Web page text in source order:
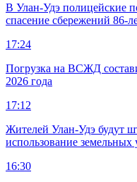
В Улан-Удэ полицейские
спасение сбережений 86-
17:24
Погрузка на ВСЖД
2026 года
17:12
Жителей Улан-Удэ будут
использование земельных
16:30